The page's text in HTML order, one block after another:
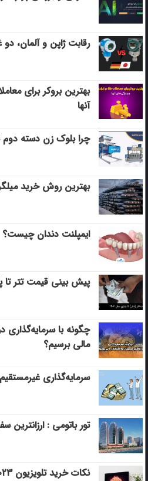
رقابت ژاپن و آلمان،
بهترین بروکر برای
آنها
چرا بلوک زن دسته دوم
بهترین روش خرید میلگرد
ایمپلنت دندان چیست؟
پیش بینی قیمت تتر تا
چگونه با سرمایه‌گذاری
مالی برسیم؟
سرمایه‌گذاری
تور باتومی : ارزانترین
نکات خرید تلویزیون ۲۰۲۳